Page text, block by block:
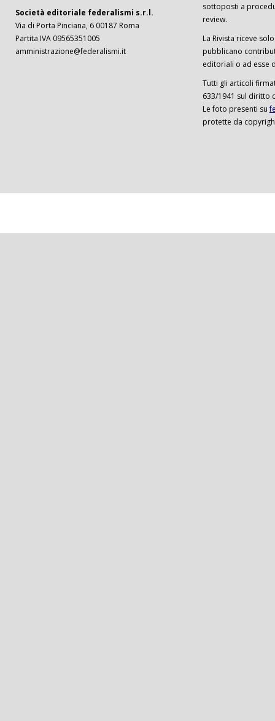
Società editoriale federalismi s.r.l.
Via di Porta Pinciana, 6 00187 Roma
Partita IVA 09565351005
amministrazione@federalismi.it
sottoposti a
review.
La Rivista riceve
pubblicano
editoriali o ad esse
Tutti gli articoli
633/1941 sul diritto
Le foto presenti su
protette da